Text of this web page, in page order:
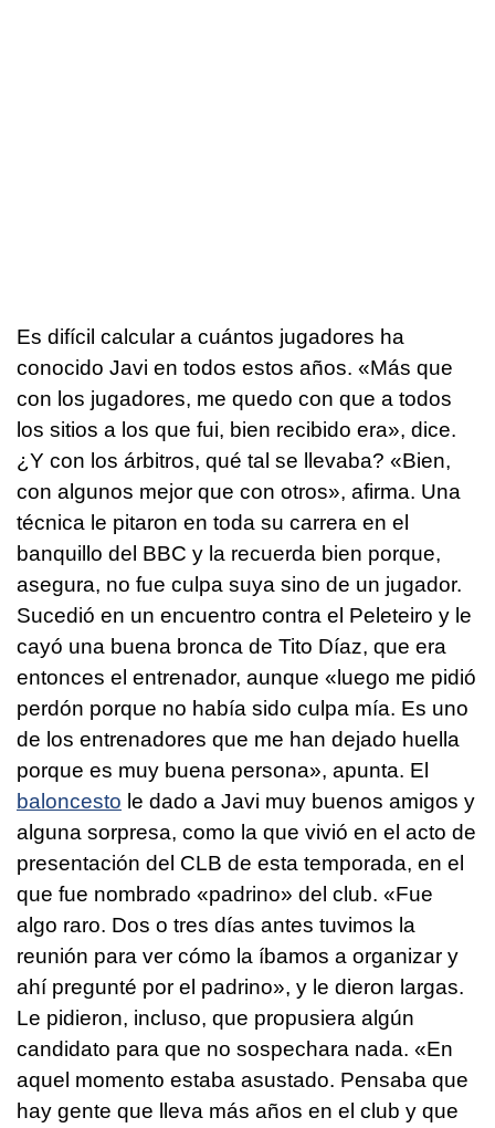
Es difícil calcular a cuántos jugadores ha
conocido Javi en todos estos años. «Más que
con los jugadores, me quedo con que a todos
los sitios a los que fui, bien recibido era», dice.
¿Y con los árbitros, qué tal se llevaba? «Bien,
con algunos mejor que con otros», afirma. Una
técnica le pitaron en toda su carrera en el
banquillo del BBC y la recuerda bien porque,
asegura, no fue culpa suya sino de un jugador.
Sucedió en un encuentro contra el Peleteiro y le
cayó una buena bronca de Tito Díaz, que era
entonces el entrenador, aunque «luego me pidió
perdón porque no había sido culpa mía. Es uno
de los entrenadores que me han dejado huella
porque es muy buena persona», apunta. El
baloncesto le dado a Javi muy buenos amigos y
alguna sorpresa, como la que vivió en el acto de
presentación del CLB de esta temporada, en el
que fue nombrado «padrino» del club. «Fue
algo raro. Dos o tres días antes tuvimos la
reunión para ver cómo la íbamos a organizar y
ahí pregunté por el padrino», y le dieron largas.
Le pidieron, incluso, que propusiera algún
candidato para que no sospechara nada. «En
aquel momento estaba asustado. Pensaba que
hay gente que lleva más años en el club y que